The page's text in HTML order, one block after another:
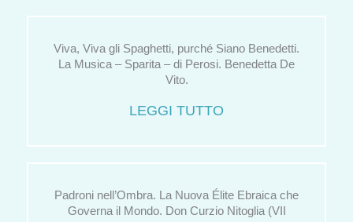
Viva, Viva gli Spaghetti, purché Siano Benedetti.
La Musica – Sparita – di Perosi. Benedetta De
Vito.
LEGGI TUTTO
Padroni nell’Ombra. La Nuova Élite Ebraica che
Governa il Mondo. Don Curzio Nitoglia (VII